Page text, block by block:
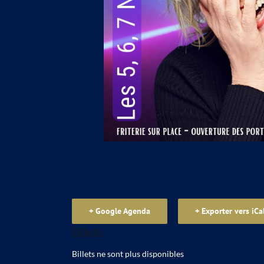
+ Google Agenda + Exporter vers
Billets
Billets ne sont plus disponibles